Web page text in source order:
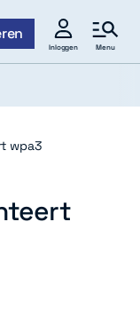
Inloggen Menu
wpa3